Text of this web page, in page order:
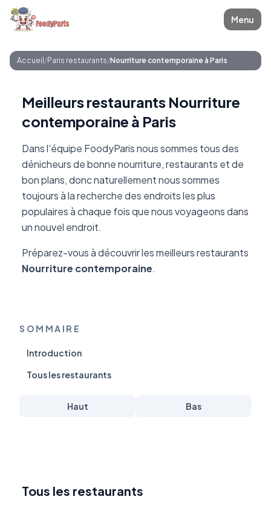
Menu
Accueil /Paris restaurants/Nourriture contemporaine à Paris
Meilleurs restaurants Nourriture
contemporaine à Paris
Dans l'équipe FoodyParis nous sommes tous des
dénicheurs de bonne nourriture, restaurants et de
bon plans, donc naturellement nous sommes
toujours à la recherche des endroits les plus
populaires à chaque fois que nous voyageons dans
un nouvel endroit.
Préparez-vous à découvrir les meilleurs restaurants
Nourriture contemporaine.
SOMMAIRE
Introduction
Tous les restaurants
Haut Bas
Tous les restaurants